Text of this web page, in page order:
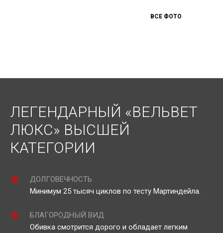
ВСЕ ФОТО
ЛЕГЕНДАРНЫЙ «ВЕЛЬВЕТ
ЛЮКС» ВЫСШЕЙ
КАТЕГОРИИ
ДОЛГОВЕЧНОСТЬ
Минимум 25 тысяч циклов по тесту Мартиндейла.
БЛАГОРОДНЫЙ ВИД
Обивка смотрится дорого и обладает легким